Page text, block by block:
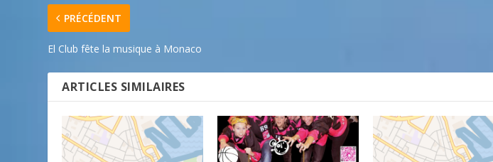
PRÉCÉDENT
El Club fête la musique à Monaco
ARTICLES SIMILAIRES